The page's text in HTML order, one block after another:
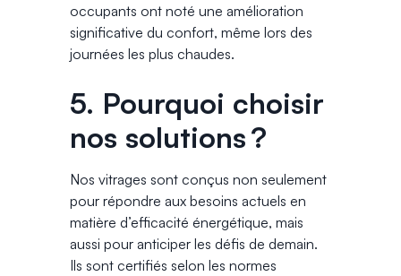
occupants ont noté une amélioration
significative du confort, même lors des
journées les plus chaudes.
5. Pourquoi choisir
nos solutions ?
Nos vitrages sont conçus non seulement
pour répondre aux besoins actuels en
matière d’efficacité énergétique, mais
aussi pour anticiper les défis de demain.
Ils sont certifiés selon les normes